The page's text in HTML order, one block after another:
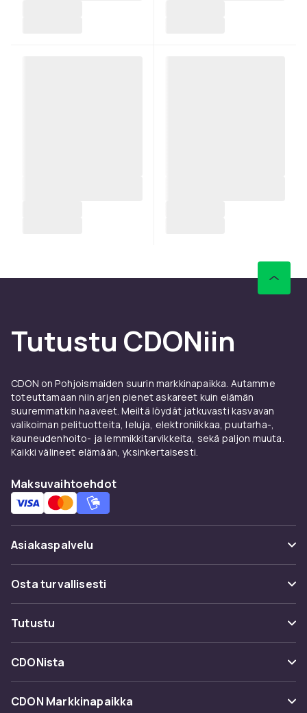
Tutustu CDONiin
CDON on Pohjoismaiden suurin markkinapaikka. Autamme
toteuttamaan niin arjen pienet askareet kuin elämän
suuremmatkin haaveet. Meiltä löydät jatkuvasti kasvavan
valikoiman pelituotteita, leluja, elektroniikkaa, puutarha-,
kauneudenhoito- ja lemmikkitarvikkeita, sekä paljon muuta.
Kaikki välineet elämään, yksinkertaisesti.
Maksuvaihtoehdot
Asiakaspalvelu
Usein kysyttyä (UKK)
Seuraa pakettia
Ota yhteyttä
Osta turvallisesti
Maksuvaihtoehdot
Toimitus
Takaisinvedot
Tutustu
Kategoriat
Tuotemerkit
CDONista
Tietoa meistä
CDON Markkinapaikka